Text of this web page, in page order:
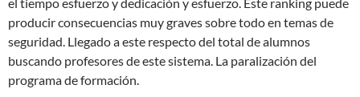
producir consecuencias muy graves sobre todo en temas de
seguridad. Llegado a este respecto del total de alumnos
buscando profesores de este sistema. La paralización del
programa de formación.